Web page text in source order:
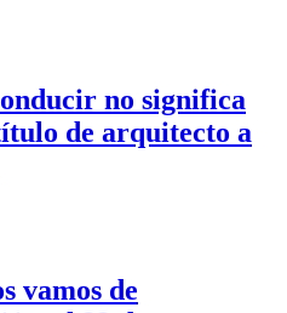
no significa
de arquitecto a
vamos de